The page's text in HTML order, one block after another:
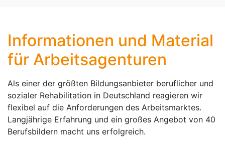
Informationen und Material
für Arbeitsagenturen
Als einer der größten Bildungsanbieter beruflicher und
sozialer Rehabilitation in Deutschland reagieren wir
flexibel auf die Anforderungen des Arbeitsmarktes.
Langjährige Erfahrung und ein großes Angebot von 40
Berufsbildern macht uns erfolgreich.